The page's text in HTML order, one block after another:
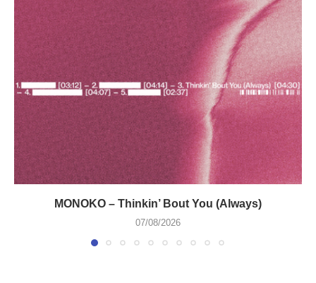
MONOKO – Thinkin’ Bout You (Always)
07/08/2026